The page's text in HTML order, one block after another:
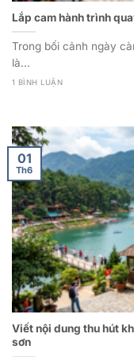
Lắp cam hành trình
Trong bối cảnh ngày
là...
1 BÌNH LUẬN
Viết nội dung thu hút
sơn
01
Th6